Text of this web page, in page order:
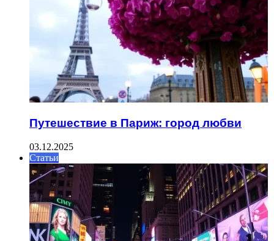
Путешествие в Париж: город любви
03.12.2025
Статьи